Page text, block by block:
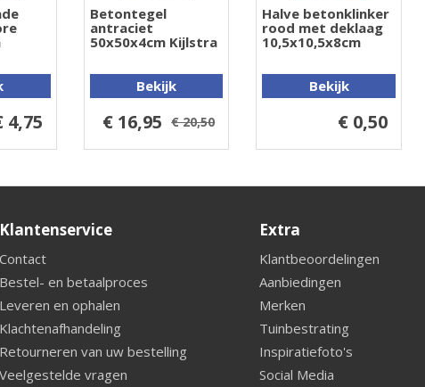
4,75
Betontegel
antraciet
50x50x4cm Kijlstra
Bekijk
€ 16,95 € 20,50
Halve betonklinker
rood met deklaag
10,5x10,5x8cm
Bekijk
€ 0,50
Klantenservice
Contact
Bestel- en betaalproces
Leveren en ophalen
Klachtenafhandeling
Retourneren van uw bestelling
Veelgestelde vragen
Extra
Klantbeoordelingen
Aanbiedingen
Merken
Tuinbestrating
Inspiratiefoto's
Social Media